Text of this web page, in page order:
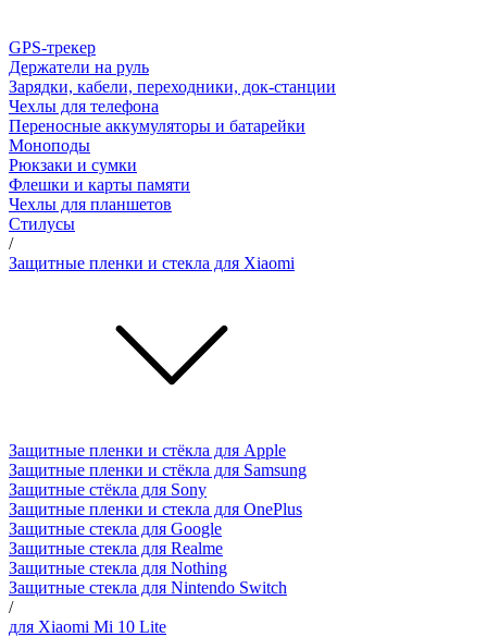
GPS-трекер
Держатели на руль
Зарядки, кабели, переходники, док-станции
Чехлы для телефона
Переносные аккумуляторы и батарейки
Моноподы
Рюкзаки и сумки
Флешки и карты памяти
Чехлы для планшетов
Стилусы
/
Защитные пленки и стекла для Xiaomi
Защитные пленки и стёкла для Apple
Защитные пленки и стёкла для Samsung
Защитные стёкла для Sony
Защитные пленки и стекла для OnePlus
Защитные стекла для Google
Защитные стекла для Realme
Защитные стекла для Nothing
Защитные стекла для Nintendo Switch
/
для Xiaomi Mi 10 Lite